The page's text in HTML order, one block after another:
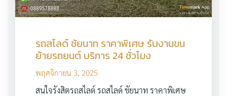
รถสไลด์ ชัยนาท ราคาพิเศษ รับงานขน
ย้ายรถยนต์ บริการ 24 ชั่วโมง
พฤศจิกายน 3, 2025
สนใจรังสิตรถสไลด์ รถสไลด์ ชัยนาท ราคาพิเศษ